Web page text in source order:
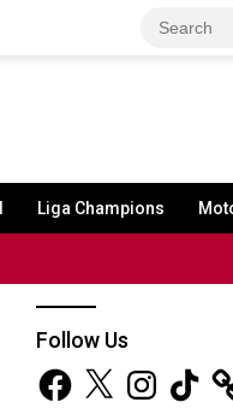
Liga Champions
Follow Us
Facebook
X InstagramTikTok